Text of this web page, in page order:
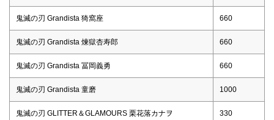
鬼滅の刃 Grandista 猗窩座 660
鬼滅の刃 Grandista 煉獄杏寿郎 660
鬼滅の刃 Grandista 冨岡義勇 660
鬼滅の刃 Grandista 童磨 1000
鬼滅の刃 GLITTER＆GLAMOURS 栗花落カナヲ 330